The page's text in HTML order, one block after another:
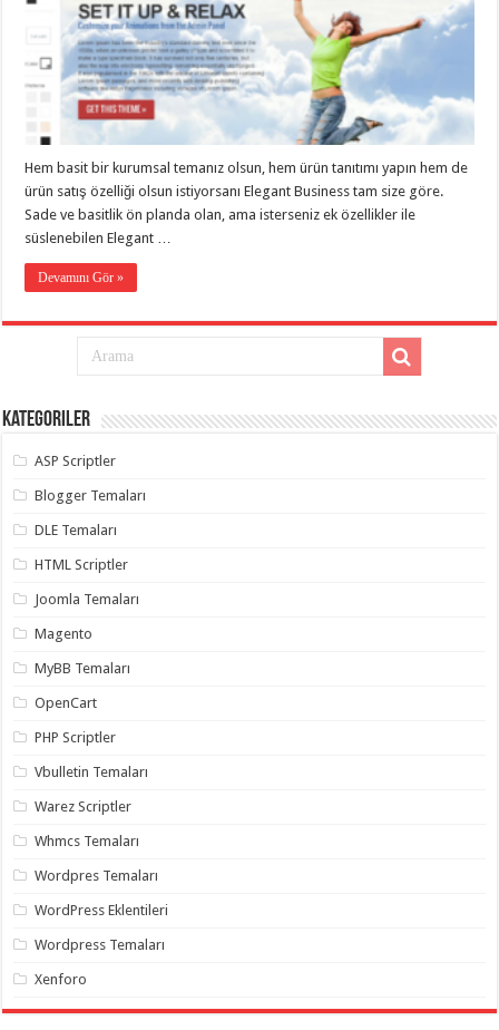
taşımacılık
taşımacılık
gaziantep
evden
taşımacılık
gaziantep
evden
taşımacılık,
gaziantep
taşımacılık,
gaziantep
evden
taşımacılık,
asansörlü
taşıma,
evden
taşımacılık,
organizasyon,
organizasyon,
organizasyon,
gaziantep
organizasyon,
gaziantep
organizasyon,
gaziantep
organizasyon
gaziantep
palyaço,
twitter
takipçi
hilesi
takipçi
instagram
hilesi ,
Hem basit bir kurumsal temanız olsun, hem ürün tanıtımı yapın hem de
ürün satış özelliği olsun istiyorsanı Elegant Business tam size göre.
Sade ve basitlik ön planda olan, ama isterseniz ek özellikler ile
süslenebilen Elegant …
Devamını Gör »
Kategoriler
ASP Scriptler
Blogger Temaları
DLE Temaları
HTML Scriptler
Joomla Temaları
Magento
MyBB Temaları
OpenCart
PHP Scriptler
Vbulletin Temaları
Warez Scriptler
Whmcs Temaları
Wordpres Temaları
WordPress Eklentileri
Wordpress Temaları
Xenforo